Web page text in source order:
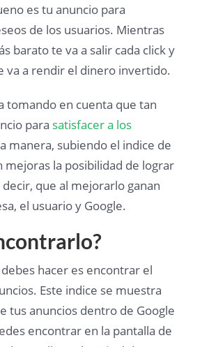
es tu anuncio para
de los usuarios. Mientras
barato te va a salir cada click y
va a rendir el dinero invertido.
tomando en cuenta que tan
para satisfacer a los
manera, subiendo el indice de
mejoras la posibilidad de lograr
decir, que al mejorarlo ganan
el usuario y Google.
hacer es encontrar el
Este indice se muestra
tus anuncios dentro de Google
encontrar en la pantalla de